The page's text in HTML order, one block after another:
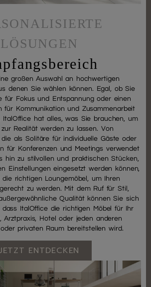
LÖSUNGEN
großen Auswahl an hochwertigen
denen Sie wählen können. Egal, ob Sie
für Fokus und Entspannung oder einen
für Kommunikation und Zusammenarbeit
ItalOffice hat alles, was Sie brauchen, um
zur Realität werden zu lassen. Von
die als Solitäre für individuelle Gäste oder
für Konferenzen und Meetings verwendet
hin zu stilvollen und praktischen Stücken,
Einstellungen eingesetzt werden können,
richtigen Loungemöbel, um Ihren
zu werden. Mit dem Ruf für Stil,
Qualität können Sie sich
dass ItalOffice die richtigen Möbel für Ihr
Arztpraxis, Hotel oder jeden anderen
privaten Raum bereitstellen wird.
JETZT ENTDECKEN